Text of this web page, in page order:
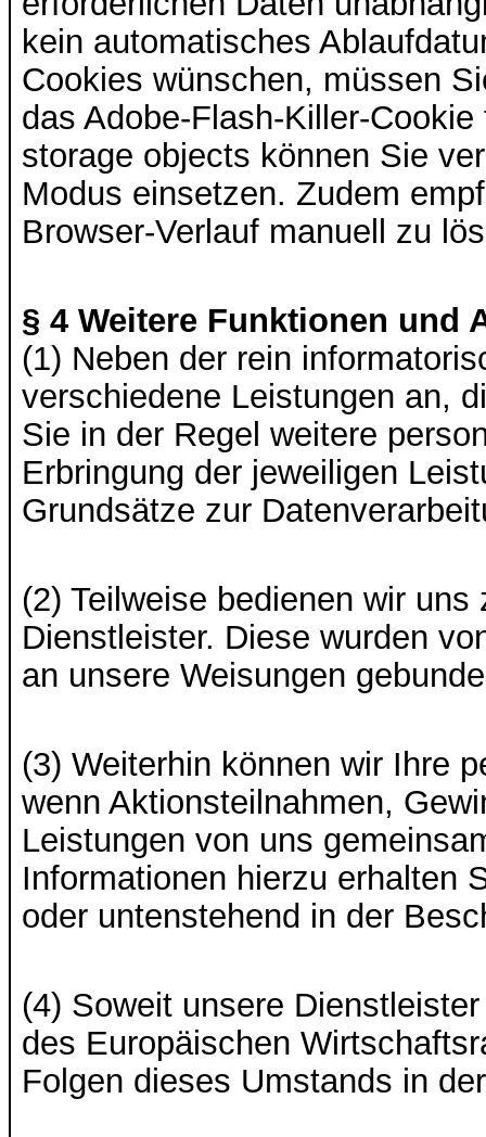
kein automatisches
Cookies wünschen, müssen
das Adobe-Flash-Killer-
storage objects können Sie
Modus einsetzen. Zudem
Browser-Verlauf manuell zu
§ 4 Weitere Funktionen und
(1) Neben der rein
verschiedene Leistungen an,
Sie in der Regel weitere
Erbringung der jeweiligen
Grundsätze zur
(2) Teilweise bedienen wir
Dienstleister. Diese wurden
an unsere Weisungen
(3) Weiterhin können wir Ihre
wenn Aktionsteilnahmen,
Leistungen von uns
Informationen hierzu erhalten
oder untenstehend in der
(4) Soweit unsere
des Europäischen
Folgen dieses Umstands in